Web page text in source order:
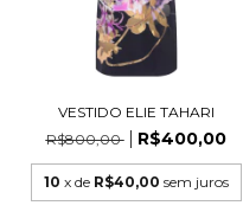
VESTIDO ELIE TAHARI
R$800,00
R$400,00
10 x de R$40,00 sem juros